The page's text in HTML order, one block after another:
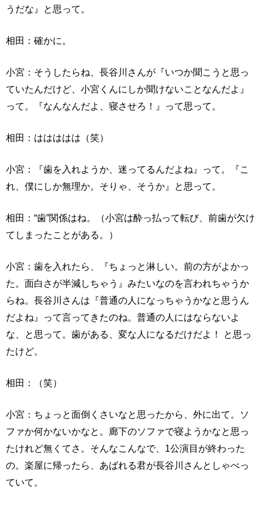
うだな』と思って。
相田：確かに。
小宮：そうしたらね、長谷川さんが『いつか聞こうと思っ
ていたんだけど、小宮くんにしか聞けないことなんだよ』
って。『なんなんだよ、寝させろ！』って思って。
相田：ははははは（笑）
小宮：『歯を入れようか、迷ってるんだよね』って。『こ
れ、僕にしか無理か。そりゃ、そうか』と思って。
相田：“歯”関係はね。（小宮は酔っ払って転び、前歯が欠け
てしまったことがある。）
小宮：歯を入れたら、『ちょっと淋しい。前の方がよかっ
た。面白さが半減しちゃう』みたいなのを言われちゃうか
らね。長谷川さんは『普通の人になっちゃうかなと思うん
だよね』って言ってきたのね。普通の人にはならないよ
な、と思って。歯がある、変な人になるだけだよ！ と思っ
たけど。
相田：（笑）
小宮：ちょっと面倒くさいなと思ったから、外に出て。ソ
ファか何かないかなと。廊下のソファで寝ようかなと思っ
たけれど無くてさ。そんなこんなで、1公演目が終わった
の。楽屋に帰ったら、あばれる君が長谷川さんとしゃべっ
ていて。